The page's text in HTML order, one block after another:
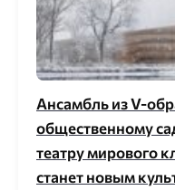
Ансамбль из V-
общественному
театру мирового
станет новым